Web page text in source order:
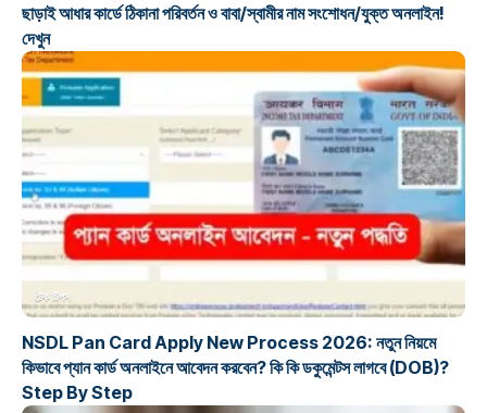
ছাড়াই আধার কার্ডে ঠিকানা পরিবর্তন ও বাবা/স্বামীর নাম সংশোধন/যুক্ত অনলাইন!
দেখুন
টেক টিপস
NSDL Pan Card Apply New Process 2026: নতুন নিয়মে
কিভাবে প্যান কার্ড অনলাইনে আবেদন করবেন? কি কি ডকুমেন্টস লাগবে (DOB)?
Step By Step